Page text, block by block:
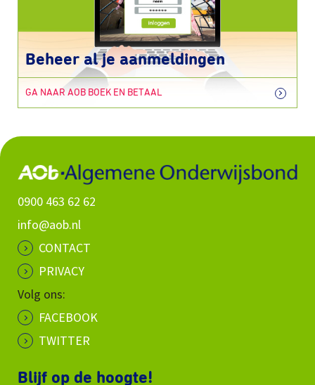
Beheer al je aanmeldingen
GA NAAR AOB BOEK EN BETAAL
0900 463 62 62
info@aob.nl
CONTACT
PRIVACY
Volg ons:
FACEBOOK
TWITTER
Blijf op de hoogte!